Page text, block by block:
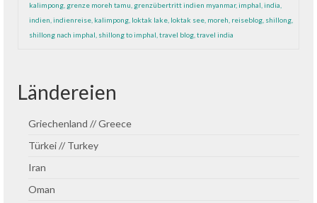
kalimpong, grenze moreh tamu, grenzübertritt indien myanmar,imphal,india,
indien,indienreise, kalimpong, loktak lake, loktak see, moreh, reiseblog, shillong,
shillong nach imphal, shillong to imphal,travel blog,travel india
Ländereien
Griechenland // Greece
Türkei // Turkey
Iran
Oman